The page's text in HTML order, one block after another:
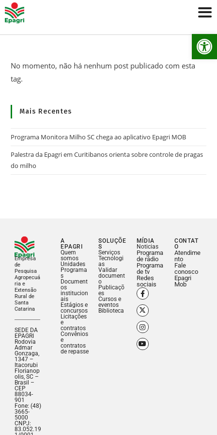
No momento, não há nenhum post publicado com esta
tag.
Mais Recentes
Programa Monitora Milho SC chega ao aplicativo Epagri MOB
Palestra da Epagri em Curitibanos orienta sobre controle de pragas
do milho
Empresa
de
Pesquisa
Agropecuá
ria e
Extensão
Rural de
Santa
Catarina
SEDE DA
EPAGRI
Rodovia
Admar
Gonzaga,
1347 –
Itacorubi
Florianop
olis, SC –
Brasil –
CEP
88034-
901
Fone: (48)
3665-
5000
CNPJ:
83.052.19
A
EPAGRI
Quem
somos
Unidades
Programa
s
Document
os
institucion
ais
Estágios e
concursos
Licitações
e
contratos
Convênios
e
contratos
de repasse
SOLUÇÕE
S
Serviços
Tecnologi
as
Validar
document
o
Publicaçõ
es
Cursos e
eventos
Biblioteca
MÍDIA
Noticias
Programa
de rádio
Programa
de tv
Redes
sociais
CONTAT
O
Atendime
nto
Fale
conosco
Epagri
Mob